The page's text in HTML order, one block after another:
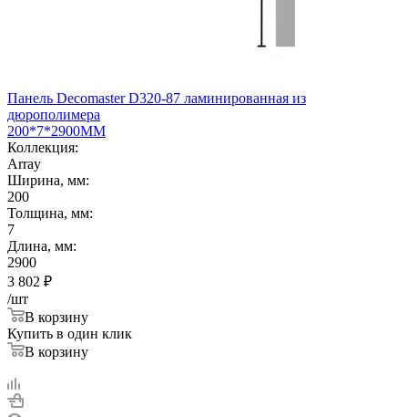
Панель Decomaster D320-87 ламинированная из
дюрополимера
200*7*2900ММ
Коллекция:
Array
Ширина, мм:
200
Толщина, мм:
7
Длина, мм:
2900
3 802 ₽
/шт
В корзину
Купить в один клик
В корзину